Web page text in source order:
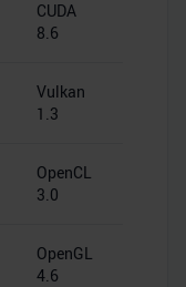
CUDA
8.6
Vulkan
1.3
OpenCL
3.0
OpenGL
4.6